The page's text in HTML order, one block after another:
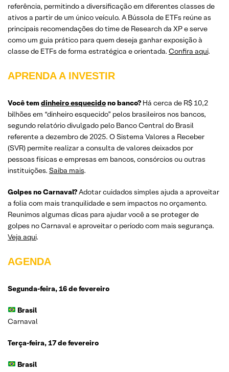
referência, permitindo a diversificação em diferentes classes de
ativos a partir de um único veículo. A Bússola de ETFs reúne as
principais recomendações do time de Research da XP e serve
como um guia prático para quem deseja ganhar exposição à
classe de ETFs de forma estratégica e orientada. Confira aqui.
APRENDA A INVESTIR
Você temdinheiro esquecidono banco? Há cerca de R$ 10,2
bilhões em “dinheiro esquecido” pelos brasileiros nos bancos,
segundo relatório divulgado pelo Banco Central do Brasil
referente a dezembro de 2025. O Sistema Valores a Receber
(SVR) permite realizar a consulta de valores deixados por
pessoas físicas e empresas em bancos, consórcios ou outras
instituições. Saiba mais.
Golpes no Carnaval?Adotar cuidados simples ajuda a aproveitar
a folia com mais tranquilidade e sem impactos no orçamento.
Reunimos algumas dicas para ajudar você a se proteger de
golpes no Carnaval e aproveitar o período com mais segurança.
Veja aqui.
AGENDA
Segunda-feira, 16 de fevereiro
Brasil
Carnaval
Terça-feira, 17 de fevereiro
Brasil